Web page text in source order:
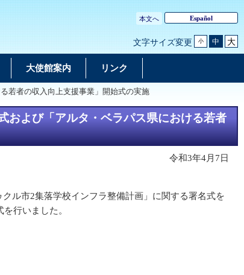
本文へ Español
文字サイズ変更 小 中 大
大使館案内 リンク
若者の収入向上支援事業」開始式の実施
および「アルタ・ベラパス県における若者
令和3年4月7日
ル市2集落学校インフラ整備計画」に関する署名式を
行いました。